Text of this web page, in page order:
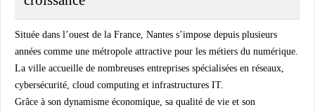
Située dans l’ouest de la France, Nantes s’impose depuis plusieurs
années comme une métropole attractive pour les métiers du numérique.
La ville accueille de nombreuses entreprises spécialisées en réseaux,
cybersécurité, cloud computing et infrastructures IT.
Grâce à son dynamisme économique, sa qualité de vie et son